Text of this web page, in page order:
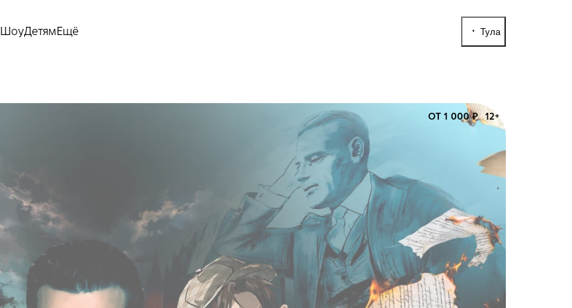
ШоуДетямЕщё Тула
ОТ 1 000 ₽ 12+